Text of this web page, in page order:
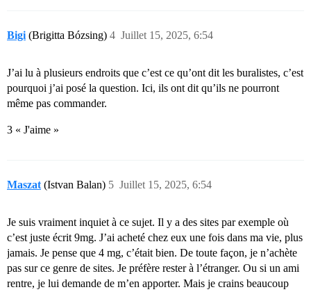
Bigi (Brigitta Bózsing) Juillet 15, 2025, 6:54
4
J’ai lu à plusieurs endroits que c’est ce qu’ont dit les buralistes, c’est
pourquoi j’ai posé la question. Ici, ils ont dit qu’ils ne pourront
même pas commander.
3 « J'aime »
Maszat (Istvan Balan) Juillet 15, 2025, 6:54
5
Je suis vraiment inquiet à ce sujet. Il y a des sites par exemple où
c’est juste écrit 9mg. J’ai acheté chez eux une fois dans ma vie, plus
jamais. Je pense que 4 mg, c’était bien. De toute façon, je n’achète
pas sur ce genre de sites. Je préfère rester à l’étranger. Ou si un ami
rentre, je lui demande de m’en apporter. Mais je crains beaucoup